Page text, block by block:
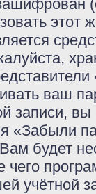
этот
ваш
записи,
«Забыли
будет
учётной